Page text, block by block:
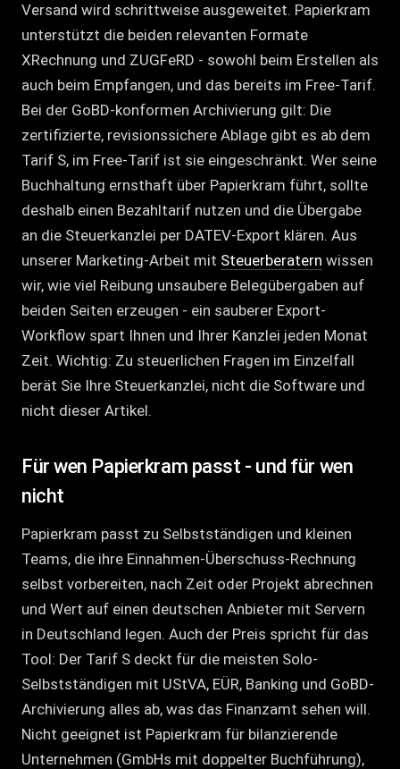
Versand wird schrittweise ausgeweitet. Papierkram
unterstützt die beiden relevanten Formate
XRechnung und ZUGFeRD - sowohl beim Erstellen als
auch beim Empfangen, und das bereits im Free-Tarif.
Bei der GoBD-konformen Archivierung gilt: Die
zertifizierte, revisionssichere Ablage gibt es ab dem
Tarif S, im Free-Tarif ist sie eingeschränkt. Wer seine
Buchhaltung ernsthaft über Papierkram führt, sollte
deshalb einen Bezahltarif nutzen und die Übergabe
an die Steuerkanzlei per DATEV-Export klären. Aus
unserer Marketing-Arbeit mit Steuerberatern wissen
wir, wie viel Reibung unsaubere Belegübergaben auf
beiden Seiten erzeugen - ein sauberer Export-
Workflow spart Ihnen und Ihrer Kanzlei jeden Monat
Zeit. Wichtig: Zu steuerlichen Fragen im Einzelfall
berät Sie Ihre Steuerkanzlei, nicht die Software und
nicht dieser Artikel.
Für wen Papierkram passt - und für wen
nicht
Papierkram passt zu Selbstständigen und kleinen
Teams, die ihre Einnahmen-Überschuss-Rechnung
selbst vorbereiten, nach Zeit oder Projekt abrechnen
und Wert auf einen deutschen Anbieter mit Servern
in Deutschland legen. Auch der Preis spricht für das
Tool: Der Tarif S deckt für die meisten Solo-
Selbstständigen mit UStVA, EÜR, Banking und GoBD-
Archivierung alles ab, was das Finanzamt sehen will.
Nicht geeignet ist Papierkram für bilanzierende
Unternehmen (GmbHs mit doppelter Buchführung),